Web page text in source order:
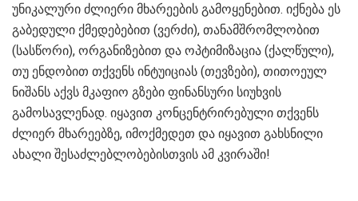
უნიკალური ძლიერი მხარეების გამოყენებით. იქნება ეს
გაბედული ქმედებებით (ვერძი), თანამშრომლობით
(სასწორი), ორგანიზებით და ოპტიმიზაცია (ქალწული),
თუ ენდობით თქვენს ინტუიციას (თევზები), თითოეულ
ნიშანს აქვს მკაფიო გზები ფინანსური სიუხვის
გამოსავლენად. იყავით კონცენტრირებული თქვენს
ძლიერ მხარეებზე, იმოქმედეთ და იყავით გახსნილი
ახალი შესაძლებლობებისთვის ამ კვირაში!